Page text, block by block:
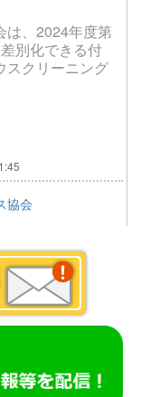
は、2024年度第
別化できる付
スクリーニング
協会